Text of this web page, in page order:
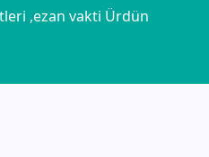
,ezan vakti Ürdün